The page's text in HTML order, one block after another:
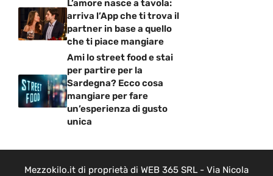
L’amore nasce a tavola:
arriva l’App che ti trova il
partner in base a quello
che ti piace mangiare
Ami lo street food e stai
per partire per la
Sardegna? Ecco cosa
mangiare per fare
un’esperienza di gusto
unica
Mezzokilo.it di proprietà di WEB 365 SRL - Via Nicola